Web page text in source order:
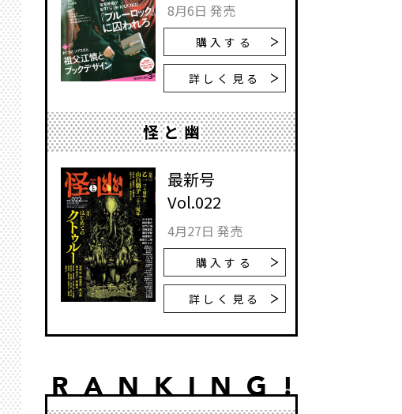
8月6日 発売
購入する
詳しく見る
怪と幽
最新号
Vol.022
4月27日 発売
購入する
詳しく見る